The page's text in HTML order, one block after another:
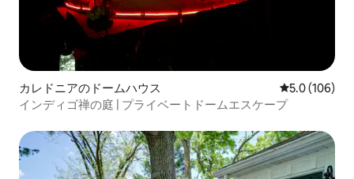
カレドニアのドームハウス レビュー106
5.0 (106)
インディゴ禅の庭 | プライベートドームエスケープ